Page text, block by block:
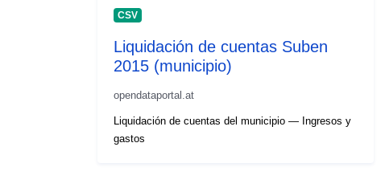
CSV
Liquidación de cuentas Suben
2015 (municipio)
opendataportal.at
Liquidación de cuentas del municipio — Ingresos y
gastos